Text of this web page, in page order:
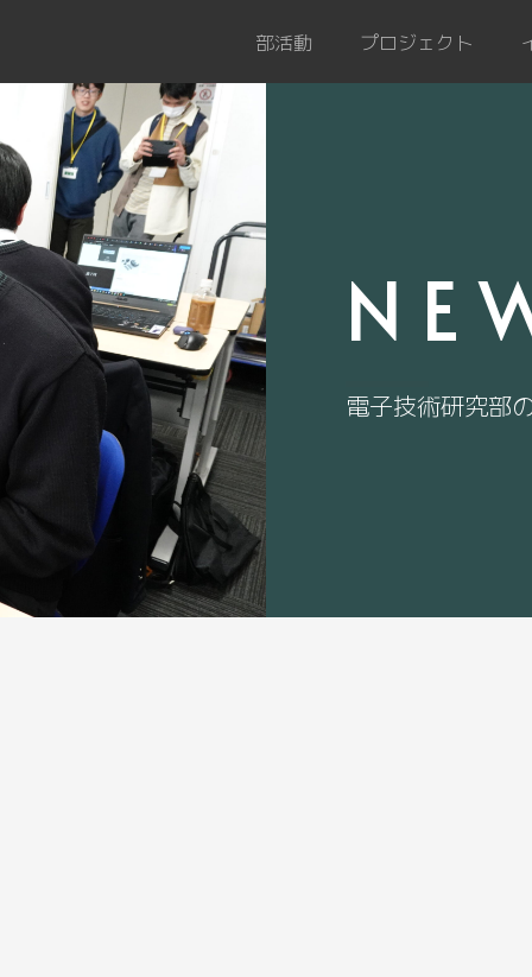
部活動 プロジェクト
電子技術研究部